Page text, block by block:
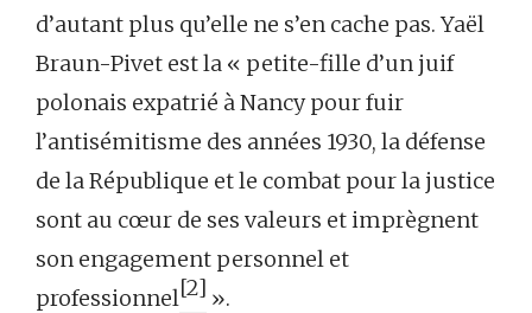
d’autant plus qu’elle ne s’en cache pas. Yaël
Braun-Pivet est la « petite-fille d’un juif
polonais expatrié à Nancy pour fuir
l’antisémitisme des années 1930, la défense
de la République et le combat pour la justice
sont au cœur de ses valeurs et imprègnent
son engagement personnel et
professionnel[2] ».